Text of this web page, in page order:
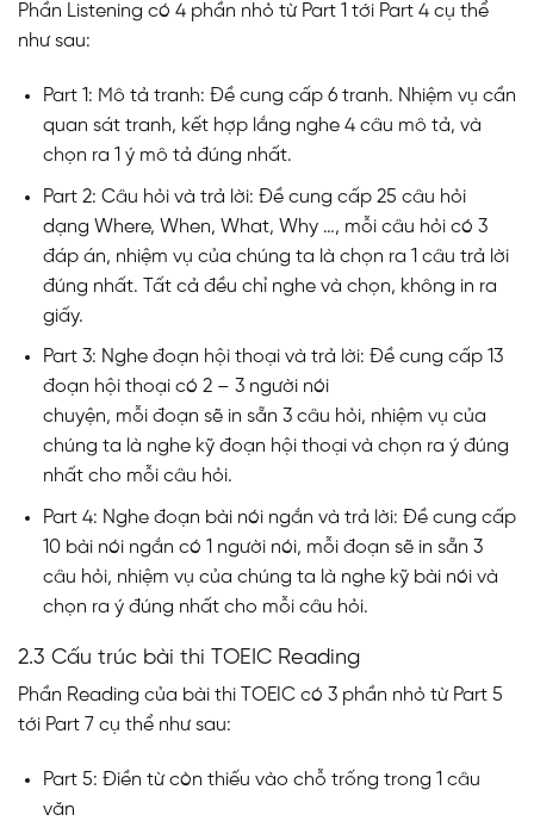
Phần Listening có 4 phần nhỏ từ Part 1 tới Part 4 cụ thể
như sau:
Part 1: Mô tả tranh: Đề cung cấp 6 tranh. Nhiệm vụ cần
quan sát tranh, kết hợp lắng nghe 4 câu mô tả, và
chọn ra 1 ý mô tả đúng nhất.
Part 2: Câu hỏi và trả lời: Đề cung cấp 25 câu hỏi
dạng Where, When, What, Why …, mỗi câu hỏi có 3
đáp án, nhiệm vụ của chúng ta là chọn ra 1 câu trả lời
đúng nhất. Tất cả đều chỉ nghe và chọn, không in ra
giấy.
Part 3: Nghe đoạn hội thoại và trả lời: Đề cung cấp 13
đoạn hội thoại có 2 – 3 người nói
chuyện, mỗi đoạn sẽ in sẵn 3 câu hỏi, nhiệm vụ của
chúng ta là nghe kỹ đoạn hội thoại và chọn ra ý đúng
nhất cho mỗi câu hỏi.
Part 4: Nghe đoạn bài nói ngắn và trả lời: Đề cung cấp
10 bài nói ngắn có 1 người nói, mỗi đoạn sẽ in sẵn 3
câu hỏi, nhiệm vụ của chúng ta là nghe kỹ bài nói và
chọn ra ý đúng nhất cho mỗi câu hỏi.
2.3 Cấu trúc bài thi TOEIC Reading
Phần Reading của bài thi TOEIC có 3 phần nhỏ từ Part 5
tới Part 7 cụ thể như sau:
Part 5: Điền từ còn thiếu vào chỗ trống trong 1 câu
văn